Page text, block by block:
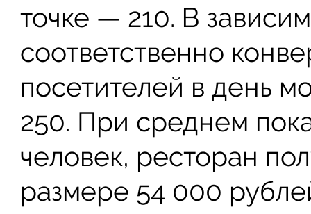
точке — 210. В
соответственно
посетителей в день
250. При среднем
человек, ресторан
размере 54 000